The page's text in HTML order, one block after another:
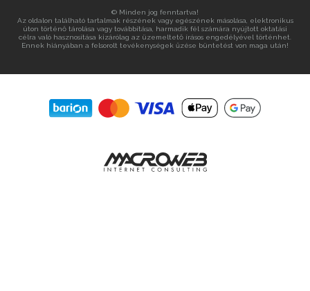
© Minden jog fenntartva!
Az oldalon található tartalmak részének vagy egészének másolása, elektronikus
úton történő tárolása vagy továbbítása, harmadik fél számára nyújtott oktatási
célra való hasznosítása kizárólag az üzemeltető írásos engedélyével történhet.
Ennek hiányában a felsorolt tevékenységek űzése büntetést von maga után!